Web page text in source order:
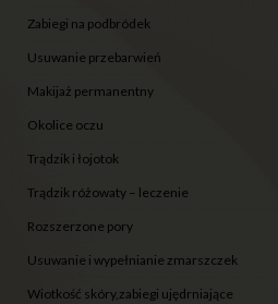
zabiegi na podbródek
usuwanie przebarwień
makijaż permanentny
okolice oczu
trądzik i łojotok
trądzik różowaty – leczenie
rozszerzone pory
usuwanie i wypełnianie zmarszczek
wiotkość skóry,zabiegi ujędrniające